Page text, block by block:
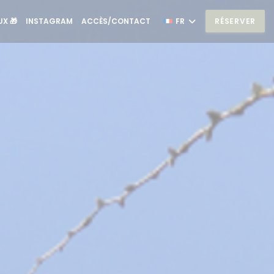
🎁((OUVRE UNE NOUVELLE FENÊTRE))
INSTAGRAM ((OUVRE UNE NOUVELLE FENÊTRE))
ACCÈS/CONTACT FR RÉSERVER